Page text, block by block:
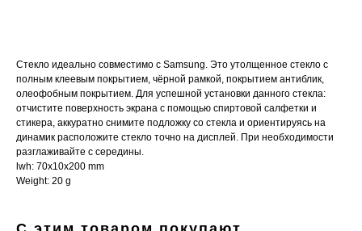
Стекло идеально совместимо с Samsung. Это утолщенное стекло с
полным клеевым покрытием, чёрной рамкой, покрытием антиблик,
олеофобным покрытием. Для успешной установки данного стекла:
отчистите поверхность экрана с помощью спиртовой салфетки и
стикера, аккуратно снимите подложку со стекла и ориентируясь на
динамик расположите стекло точно на дисплей. При необходимости
разглаживайте с середины.
lwh: 70x10x200 mm
Weight: 20 g